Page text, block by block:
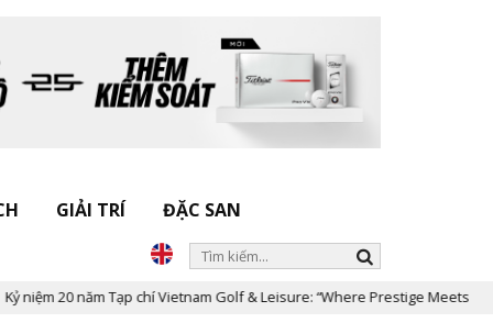
GIẢI TRÍ ĐẶC SAN
chí Vietnam Golf & Leisure: “Where Prestige Meets Legacy”